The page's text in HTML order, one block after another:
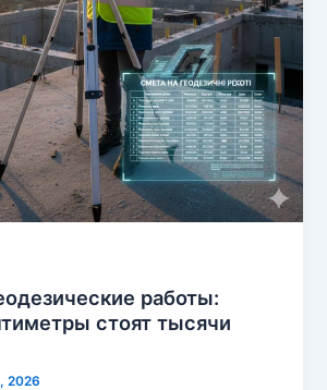
работы:
стоят тысячи
2026